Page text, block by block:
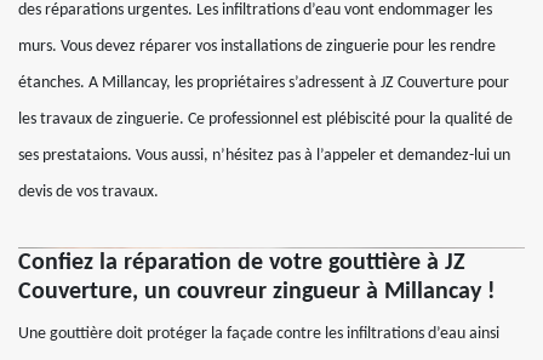
des réparations urgentes. Les infiltrations d’eau vont endommager les
murs. Vous devez réparer vos installations de zinguerie pour les rendre
étanches. A Millancay, les propriétaires s’adressent à JZ Couverture pour
les travaux de zinguerie. Ce professionnel est plébiscité pour la qualité de
ses prestataions. Vous aussi, n’hésitez pas à l’appeler et demandez-lui un
devis de vos travaux.
Confiez la réparation de votre gouttière à JZ
Couverture, un couvreur zingueur à Millancay !
Une gouttière doit protéger la façade contre les infiltrations d’eau ainsi